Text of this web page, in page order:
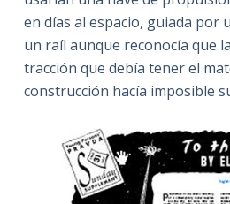
en días al espacio, guiada por
un raíl aunque reconocía que
tracción que debía tener el
construcción hacía imposible